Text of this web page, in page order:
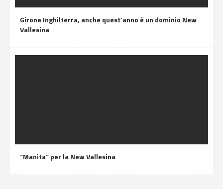
Girone Inghilterra, anche quest’anno è un dominio New
Vallesina
“Manita” per la New Vallesina